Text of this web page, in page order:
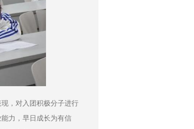
，对入团积极分子进行
力，早日成长为有信